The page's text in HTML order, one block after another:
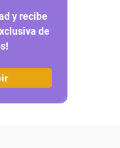
y recibe
de